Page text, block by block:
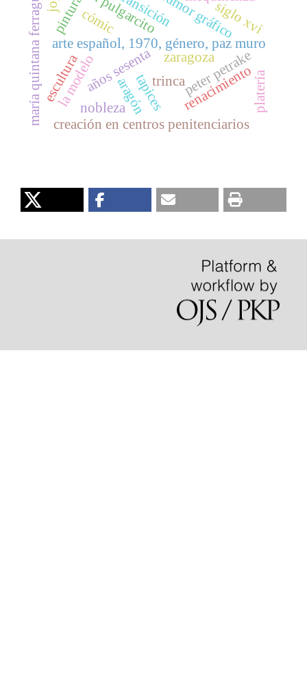
arte español, 1970, género, paz muro
cómic humor gráfico
transición
años sesentatrincapeter petrake
aragón
maría quintana ferragut la modelo
creación en centros penitenciarios
zaragoza
renacimiento
siglo xvi
escultura
pintura
platería
tapices
nobleza